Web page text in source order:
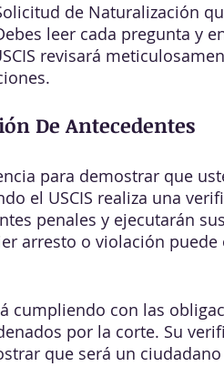
de Naturalización
leer cada pregunta y
revisará
De Antecedentes
para demostrar que
el USCIS realiza una
penales y ejecutarán
arresto o violación puede
cumpliendo con las
por la corte. Su
que será un